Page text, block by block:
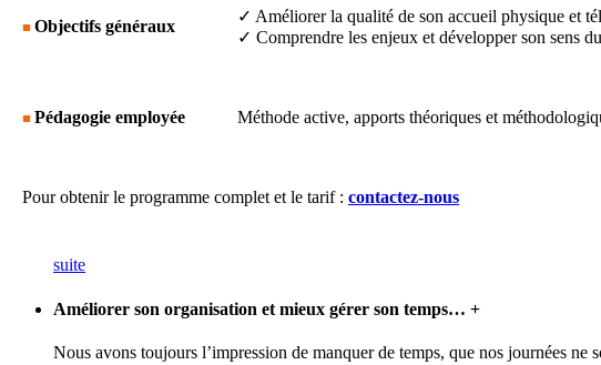
■ Objectifs généraux
✓ Améliorer la qualité de son accueil physique et
✓ Comprendre les enjeux et développer son sens
■ Pédagogie employée Méthode active, apports théoriques et
Pour obtenir le programme complet et le tarif : contactez-nous
suite
Améliorer son organisation et mieux gérer son temps… +
Nous avons toujours l’impression de manquer de temps, que nos journées